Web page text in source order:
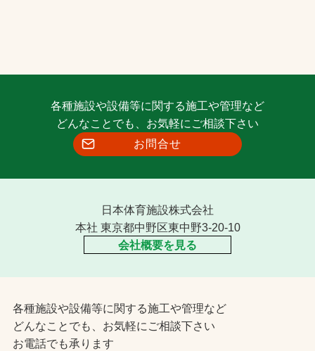
各種施設や設備等に関する施工や管理など
どんなことでも、お気軽にご相談下さい
お問合せ
日本体育施設株式会社
本社 東京都中野区東中野3-20-10
会社概要を見る
各種施設や設備等に関する施工や管理など
どんなことでも、お気軽にご相談下さい
お電話でも承ります